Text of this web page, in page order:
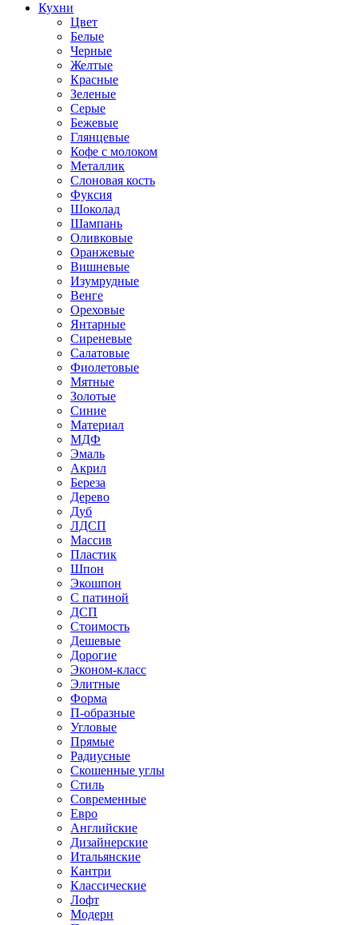
Кухни
Цвет
Белые
Черные
Желтые
Красные
Зеленые
Серые
Бежевые
Глянцевые
Кофе с молоком
Металлик
Слоновая кость
Фуксия
Шоколад
Шампань
Оливковые
Оранжевые
Вишневые
Изумрудные
Венге
Ореховые
Янтарные
Сиреневые
Салатовые
Фиолетовые
Мятные
Золотые
Синие
Материал
МДФ
Эмаль
Акрил
Береза
Дерево
Дуб
ЛДСП
Массив
Пластик
Шпон
Экошпон
С патиной
ДСП
Стоимость
Дешевые
Дорогие
Эконом-класс
Элитные
Форма
П-образные
Угловые
Прямые
Радиусные
Скошенные углы
Стиль
Современные
Евро
Английские
Дизайнерские
Итальянские
Кантри
Классические
Лофт
Модерн